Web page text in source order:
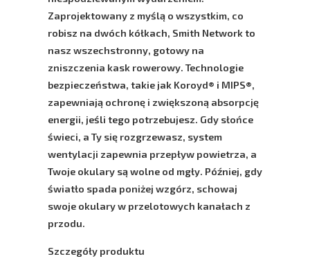
Zaprojektowany z myślą o wszystkim, co
robisz na dwóch kółkach, Smith Network to
nasz wszechstronny, gotowy na
zniszczenia kask rowerowy. Technologie
bezpieczeństwa, takie jak Koroyd® i MIPS®,
zapewniają ochronę i zwiększoną absorpcję
energii, jeśli tego potrzebujesz. Gdy słońce
świeci, a Ty się rozgrzewasz, system
wentylacji zapewnia przepływ powietrza, a
Twoje okulary są wolne od mgły. Później, gdy
światło spada poniżej wzgórz, schowaj
swoje okulary w przelotowych kanałach z
przodu.
Szczegóły produktu